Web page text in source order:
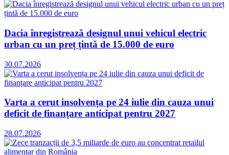
Dacia înregistrează designul unui vehicul electric
urban cu un preț țintă de 15.000 de euro
30.07.2026
Varta a cerut insolvența pe 24 iulie din cauza unui
deficit de finanțare anticipat pentru 2027
28.07.2026